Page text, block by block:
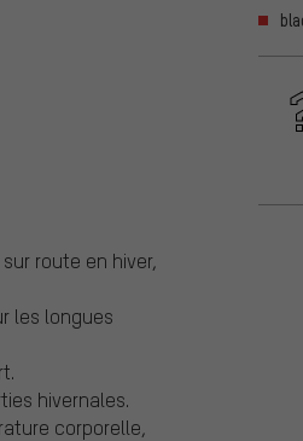
route en hiver,
les longues
hivernales.
corporelle,